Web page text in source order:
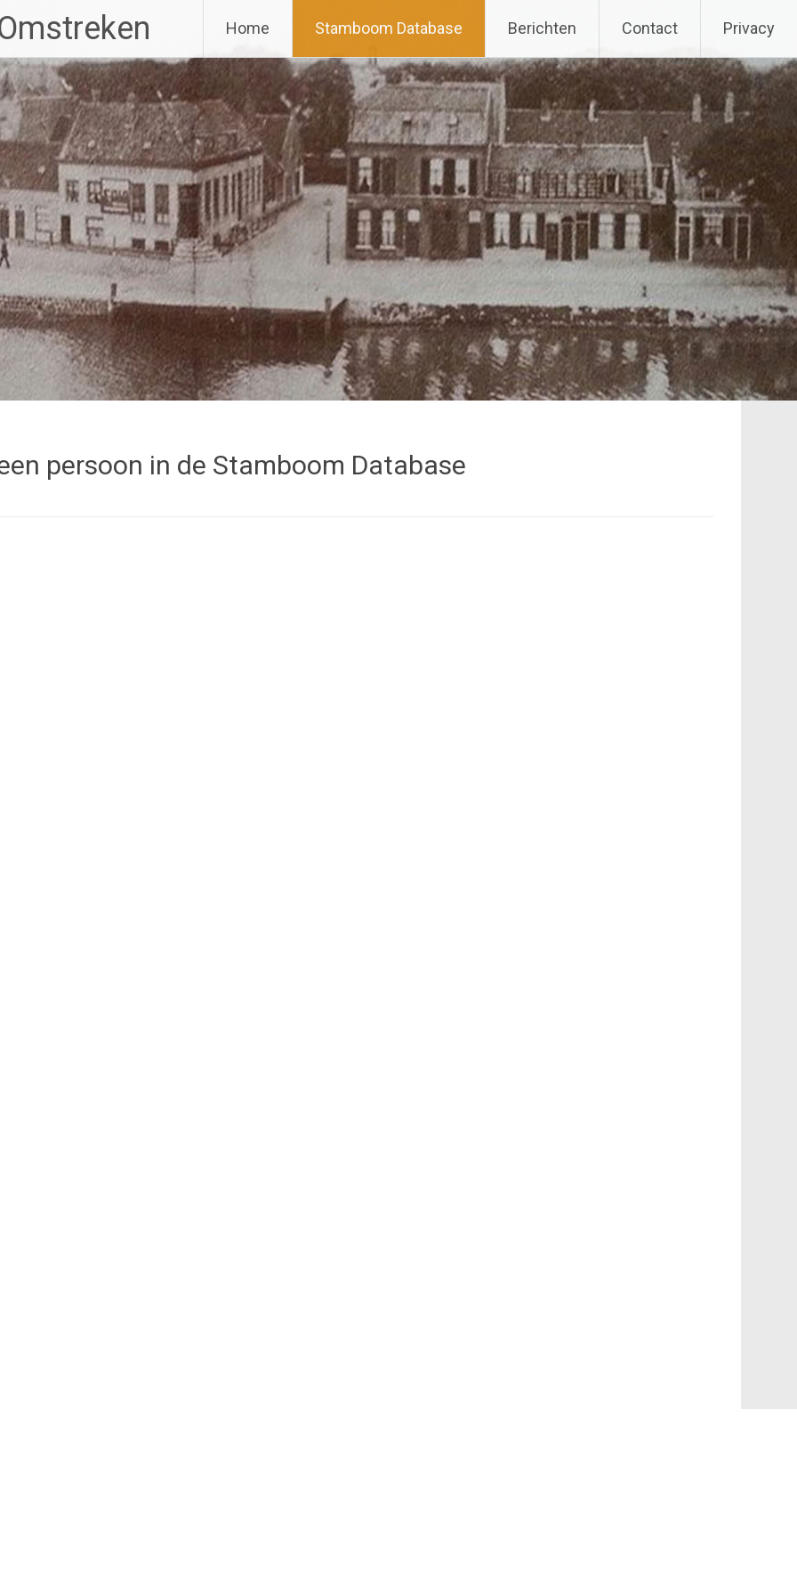
Home Stamboom Database Berichten Contact Privacy
persoon in de Stamboom Database